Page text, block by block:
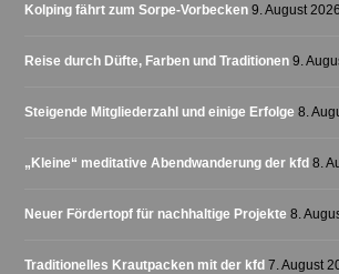
Kolping fährt zum Sorpe-Vorbecken 9. August 2026
Reise durch Düfte, Farben und Traditionen 9.
Steigende Mitgliederzahl und einige Erfolge 8.
„Kleine“ meditative Abendwanderung der kfd 8.
Neuer Fördertopf für nachhaltige Projekte 8.
Traditionelles Krautpacken mit der kfd 7. August